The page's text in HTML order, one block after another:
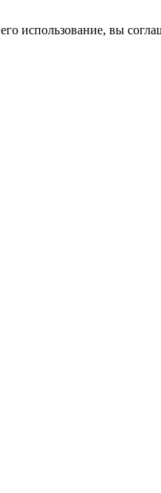
использование, вы